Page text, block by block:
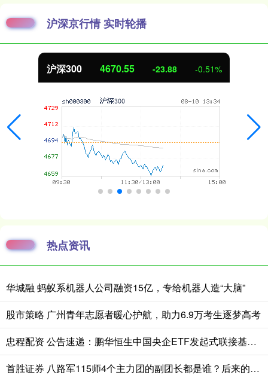
沪深京行情 实时轮播
-23.88 -0.51% 北证50
热点资讯
华城融 蚂蚁系机器人公司融资15亿，专给机器人造“大脑”
股市策略 广州青年志愿者暖心护航，助力6.9万考生逐梦高考
忠程配资 公告速递：鹏华恒生中国央企ETF发起式联接基金A类基金份额暂停大额申购、定期定额投资业务
首胜证券 八路军115师4个主力团的副团长都是谁？后来的成就如何？